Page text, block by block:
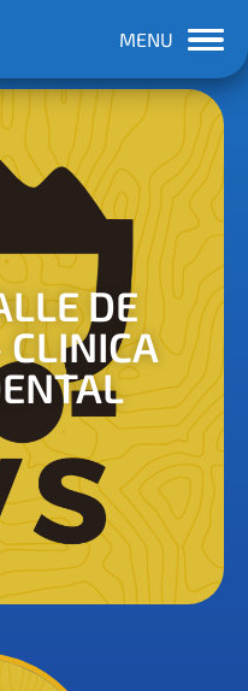
MENU
DE